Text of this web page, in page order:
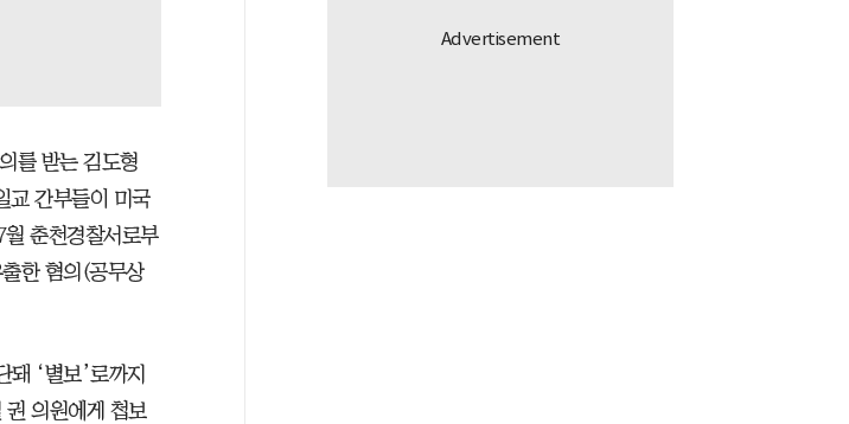
를 받는 김도형
교 간부들이 미국
춘천경찰서로부
한 혐의(공무상
‘별보’로까지
권 의원에게 첩보